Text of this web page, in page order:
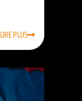
LIRE PLUS